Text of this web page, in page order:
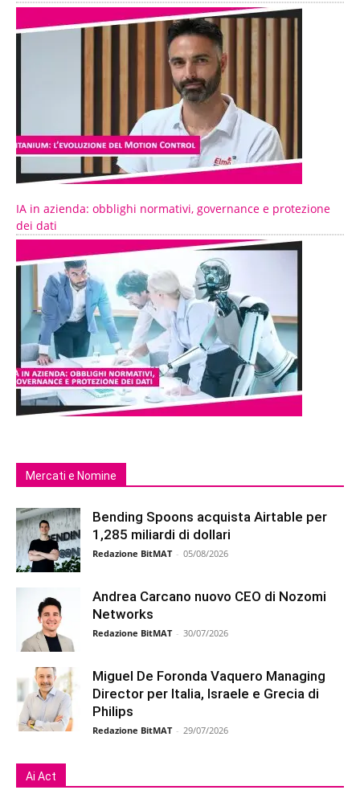
IA in azienda: obblighi normativi, governance e protezione
dei dati
Mercati e Nomine
Bending Spoons acquista Airtable per
1,285 miliardi di dollari
Redazione BitMAT - 05/08/2026
Andrea Carcano nuovo CEO di Nozomi
Networks
Redazione BitMAT - 30/07/2026
Miguel De Foronda Vaquero Managing
Director per Italia, Israele e Grecia di
Philips
Redazione BitMAT - 29/07/2026
Ai Act